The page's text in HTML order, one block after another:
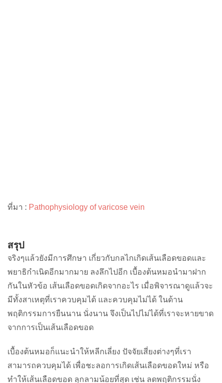
ที่มา : Pathophysiology of varicose vein
สรุป
จริงๆแล้วยังมีการศึกษา เกี่ยวกับกลไกเกิดเส้นเลือดขอดและ
พยาธิกำเนิดอีกมากมาย ลงลึกไปอีก เบื้องต้นหมอนำมาฝาก
กันในหัวข้อ เส้นเลือดขอดเกิดจากอะไร เมื่อพิจารณาดูแล้วจะ
มีทั้งสาเหตุที่เราควบคุมได้ และควบคุมไม่ได้ ในด้าน
พฤติกรรมการยืนนาน นั่งนาน จึงเป็นไปไม่ได้ที่เราจะหายขาด
จากการเป็นเส้นเลือดขอด
เบื้องต้นหมอก็แนะนำให้หลีกเลี่ยง ปัจจัยเสี่ยงต่างๆที่เรา
สามารถควบคุมได้ เพื่อชะลอการเกิดเส้นเลือดขอดใหม่ หรือ
ทำให้เส้นเลือดขอด ลุกลามน้อยที่สุด เช่น ลดพฤติกรรมนั่ง